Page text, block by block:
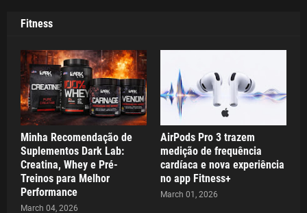
Fitness
Minha Recomendação de
Suplementos Dark Lab:
Creatina, Whey e Pré-
Treinos para Melhor
Performance
March 04, 2026
AirPods Pro 3 trazem
medição de frequência
cardíaca e nova experiência
no app Fitness+
March 01, 2026